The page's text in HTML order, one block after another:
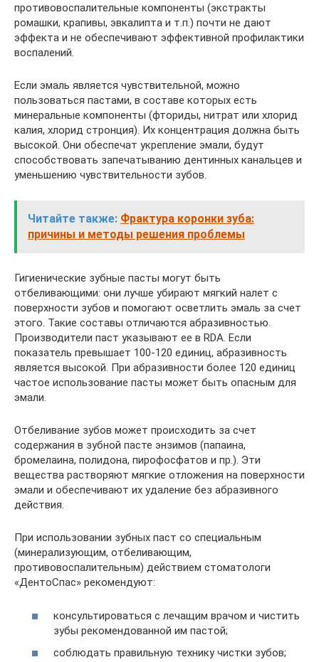
противовоспалительные компоненты (экстракты
ромашки, крапивы, эвкалипта и т.п.) почти не дают
эффекта и не обеспечивают эффективной профилактики
воспалений.
Если эмаль является чувствительной, можно
пользоваться пастами, в составе которых есть
минеральные компоненты (фториды, нитрат или хлорид
калия, хлорид стронция). Их концентрация должна быть
высокой. Они обеспечат укрепление эмали, будут
способствовать запечатыванию дентинных канальцев и
уменьшению чувствительности зубов.
Читайте также: Фрактура коронки зуба:
причины и методы решения проблемы
Гигиенические зубные пасты могут быть
отбеливающими: они лучше убирают мягкий налет с
поверхности зубов и помогают осветлить эмаль за счет
этого. Такие составы отличаются абразивностью.
Производители паст указывают ее в RDA. Если
показатель превышает 100-120 единиц, абразивность
является высокой. При абразивности более 120 единиц
частое использование пасты может быть опасным для
эмали.
Отбеливание зубов может происходить за счет
содержания в зубной пасте энзимов (папаина,
бромелаина, полидона, пирофосфатов и пр.). Эти
вещества растворяют мягкие отложения на поверхности
эмали и обеспечивают их удаление без абразивного
действия.
При использовании зубных паст со специальным
(минерализующим, отбеливающим,
противовоспалительным) действием стоматологи
«ДентоСпас» рекомендуют:
консультироваться с лечащим врачом и чистить
зубы рекомендованной им пастой;
соблюдать правильную технику чистки зубов;